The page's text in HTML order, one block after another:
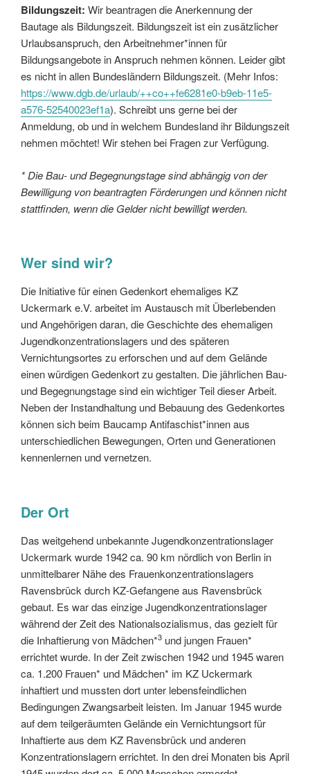
Bildungszeit: Wir beantragen die Anerkennung der
Bautage als Bildungszeit. Bildungszeit ist ein zusätzlicher
Urlaubsanspruch, den Arbeitnehmer*innen für
Bildungsangebote in Anspruch nehmen können. Leider gibt
es nicht in allen Bundesländern Bildungszeit. (Mehr Infos:
https://www.dgb.de/urlaub/++co++fe6281e0-b9eb-11e5-
a576-52540023ef1a). Schreibt uns gerne bei der
Anmeldung, ob und in welchem Bundesland ihr Bildungszeit
nehmen möchtet! Wir stehen bei Fragen zur Verfügung.
* Die Bau- und Begegnungstage sind abhängig von der
Bewilligung von beantragten Förderungen und können nicht
stattfinden, wenn die Gelder nicht bewilligt werden.
Wer sind wir?
Die Initiative für einen Gedenkort ehemaliges KZ
Uckermark e.V. arbeitet im Austausch mit Überlebenden
und Angehörigen daran, die Geschichte des ehemaligen
Jugendkonzentrationslagers und des späteren
Vernichtungsortes zu erforschen und auf dem Gelände
einen würdigen Gedenkort zu gestalten. Die jährlichen Bau-
und Begegnungstage sind ein wichtiger Teil dieser Arbeit.
Neben der Instandhaltung und Bebauung des Gedenkortes
können sich beim Baucamp Antifaschist*innen aus
unterschiedlichen Bewegungen, Orten und Generationen
kennenlernen und vernetzen.
Der Ort
Das weitgehend unbekannte Jugendkonzentrationslager
Uckermark wurde 1942 ca. 90 km nördlich von Berlin in
unmittelbarer Nähe des Frauenkonzentrationslagers
Ravensbrück durch KZ-Gefangene aus Ravensbrück
gebaut. Es war das einzige Jugendkonzentrationslager
während der Zeit des Nationalsozialismus, das gezielt für
die Inhaftierung von Mädchen*3 und jungen Frauen*
errichtet wurde. In der Zeit zwischen 1942 und 1945 waren
ca. 1.200 Frauen* und Mädchen* im KZ Uckermark
inhaftiert und mussten dort unter lebensfeindlichen
Bedingungen Zwangsarbeit leisten. Im Januar 1945 wurde
auf dem teilgeräumten Gelände ein Vernichtungsort für
Inhaftierte aus dem KZ Ravensbrück und anderen
Konzentrationslagern errichtet. In den drei Monaten bis April